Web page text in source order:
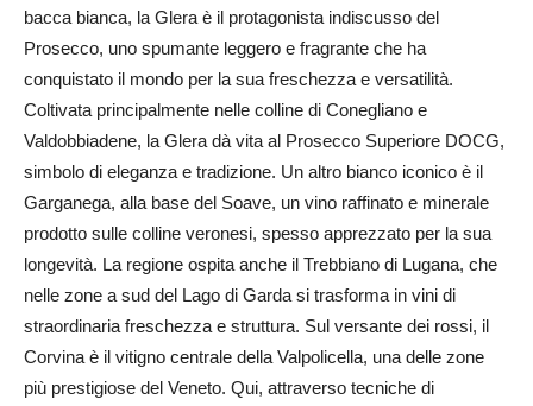
bacca bianca, la Glera è il protagonista indiscusso del
Prosecco, uno spumante leggero e fragrante che ha
conquistato il mondo per la sua freschezza e versatilità.
Coltivata principalmente nelle colline di Conegliano e
Valdobbiadene, la Glera dà vita al Prosecco Superiore DOCG,
simbolo di eleganza e tradizione. Un altro bianco iconico è il
Garganega, alla base del Soave, un vino raffinato e minerale
prodotto sulle colline veronesi, spesso apprezzato per la sua
longevità. La regione ospita anche il Trebbiano di Lugana, che
nelle zone a sud del Lago di Garda si trasforma in vini di
straordinaria freschezza e struttura. Sul versante dei rossi, il
Corvina è il vitigno centrale della Valpolicella, una delle zone
più prestigiose del Veneto. Qui, attraverso tecniche di